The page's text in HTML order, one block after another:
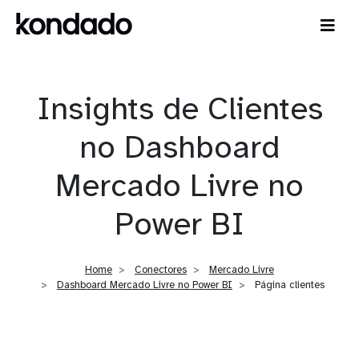
Insights de Clientes
no Dashboard
Mercado Livre no
Power BI
Home Conectores
Mercado Livre
Dashboard Mercado Livre no Power BI
Página clientes